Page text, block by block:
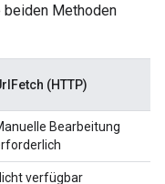
beiden Methoden
(HTTP)
Bearbeitung
verfügbar